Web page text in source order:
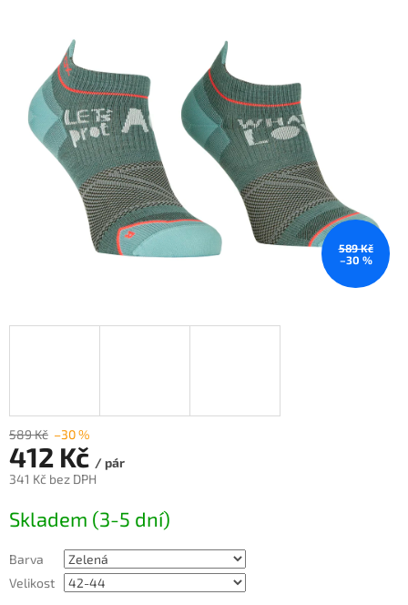
hvězdiček.
589 Kč
–30 %
589 Kč –30 %
412 Kč / pár
341 Kč bez DPH
cena:
Skladem (3-5 dní)
Barva
Velikost